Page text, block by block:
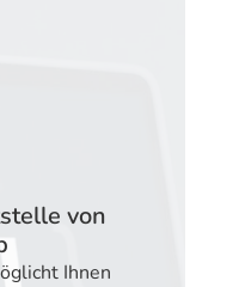
von
Ihnen